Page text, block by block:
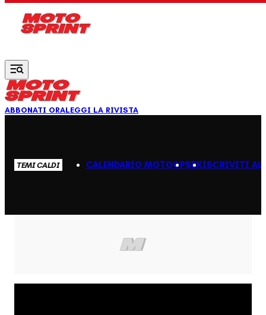
ABBONATI ORALEGGI LA RIVISTA
TEMI CALDI CALENDARIO MOTOGPSBKISCRIVITI AL